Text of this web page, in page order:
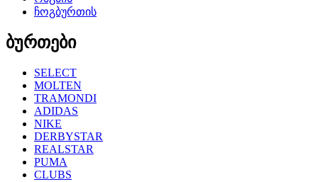
ჩოგბურთის
ბურთები
SELECT
MOLTEN
TRAMONDI
ADIDAS
NIKE
DERBYSTAR
REALSTAR
PUMA
CLUBS